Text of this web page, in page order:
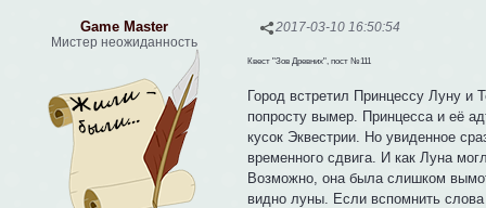
2017-03-10 16:50:54
Game Master
Мистер неожиданность
Квест "Зов Древних", пост №111
Город встретил Принцессу Луну
попросту вымер. Принцесса и её
кусок Эквестрии. Но увиденное
временного сдвига. И как Луна
Возможно, она была слишком
видно луны. Если вспомнить